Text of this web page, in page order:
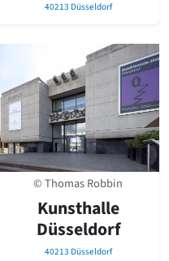
40213 Düsseldorf
© Thomas Robbin
Kunsthalle
Düsseldorf
40213 Düsseldorf